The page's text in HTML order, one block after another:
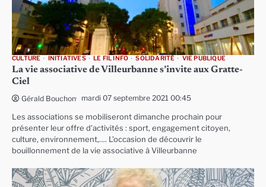
CULTURE INITIATIVES LE FIL INFO SOLIDARITÉ VIE PUBLIQUE
La vie associative de Villeurbanne s’invite aux Gratte-
Ciel
Gérald Bouchon mardi 07 septembre 2021 00:45
Les associations se mobiliseront dimanche prochain pour
présenter leur offre d’activités : sport, engagement citoyen,
culture, environnement,…. L’occasion de découvrir le
bouillonnement de la vie associative à Villeurbanne